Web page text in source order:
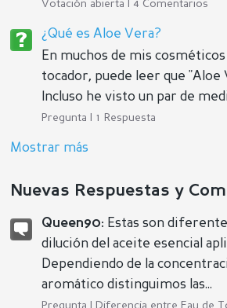
Votación abierta | 4 Comentarios
¿Qué es Aloe Vera?
En muchos de mis
tocador, puede leer que "Aloe
Incluso he visto un par de
Pregunta | 1 Respuesta
Mostrar más
Nuevas Respuestas y
Queen90: Estas son
dilución del aceite esencial
Dependiendo de la
aromático distinguimos las...
Pregunta |
Diferencia entre Eau de